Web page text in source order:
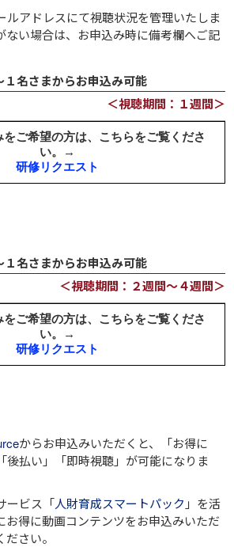
ルアドレスにて視聴状況を管理いたしま
ない場合は、お申込み時に備考欄へご記
１名さまからお申込み可能
＜視聴期間：１週間＞
１名さまからお申込み可能
＜視聴期間：２週間～４週間＞
からお申込みいただくと、
「お得に
「後払い」 「即時視聴」 が可能になりま
ービス「人財育成スマートパック 」を活
お得に動画コンテンツをお申込みいただ
さい。